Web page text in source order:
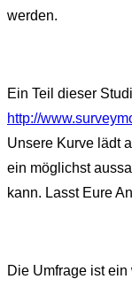
werden.
Ein Teil dieser
http://
Unsere Kurve lädt
ein möglichst
kann. Lasst Eure
Die Umfrage ist